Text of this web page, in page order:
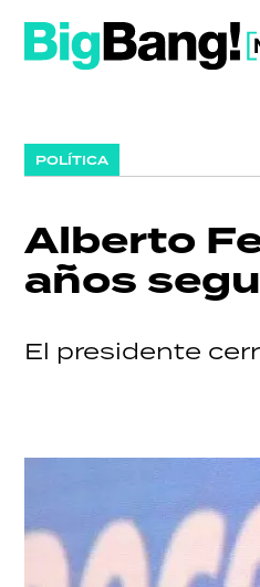
POLÍTICA
Alberto
años
El presidente